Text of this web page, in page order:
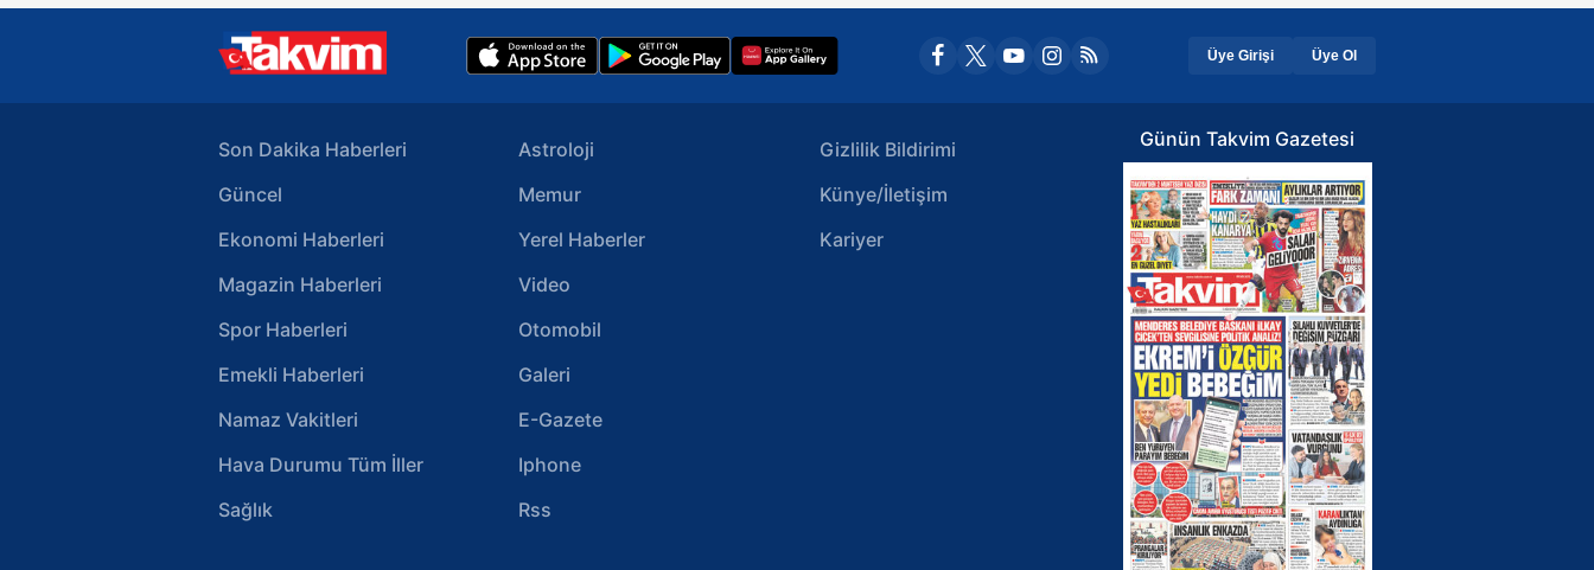
Üye Girişi Üye Ol
Son Dakika Haberleri
Güncel
Ekonomi Haberleri
Magazin Haberleri
Spor Haberleri
Emekli Haberleri
Namaz Vakitleri
Hava Durumu Tüm İller
Sağlık
Astroloji
Memur
Yerel Haberler
Video
Otomobil
Galeri
E-Gazete
Iphone
Rss
Gizlilik Bildirimi
Künye/İletişim
Kariyer
Günün Takvim Gazetesi